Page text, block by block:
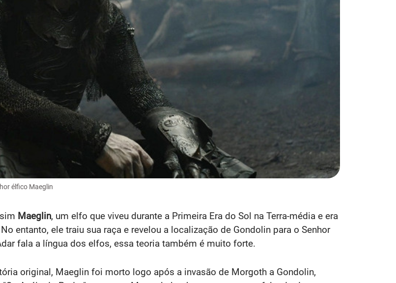
élfico Maeglin
Maeglin, um elfo que viveu durante a Primeira Era do Sol na Terra-média e era
entanto, ele traiu sua raça e revelou a localização de Gondolin para o Senhor
fala a língua dos elfos, essa teoria também é muito forte.
original, Maeglin foi morto logo após a invasão de Morgoth a Gondolin,